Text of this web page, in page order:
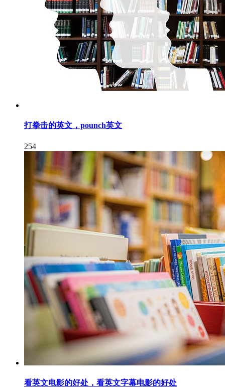
打拳击的英文，pounch英文
254
看英文电影的好处，看英文字幕电影的好处